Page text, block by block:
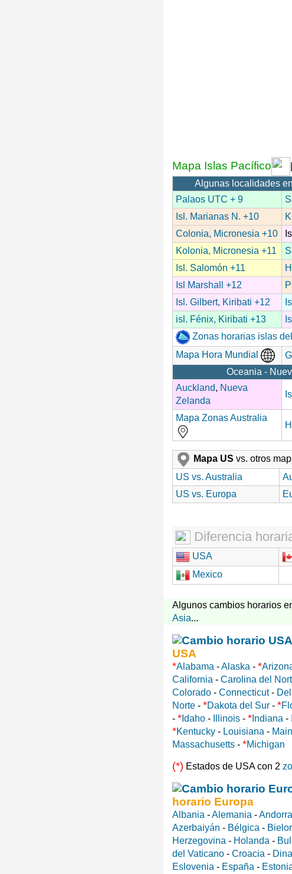
Mapa Islas Pacífico
Algunas localidades
Palaos UTC + 9
Isl. Marianas N. +10
Colonia, Micronesia +10
Isl
Kolonia, Micronesia +11
Isl. Salomón +11
Isl Marshall +12
Isl. Gilbert, Kiribati +12
isl. Fénix, Kiribati +13
Zonas horarias islas
Mapa Hora Mundial
Oceania -
Auckland, Nueva
Zelanda
Mapa Zonas Australia
Mapa US vs. otros
US vs. Australia
US vs. Europa
Diferencia
USA
Mexico
Algunos cambios horarios
Asia...
USA
*Alabama -Alaska - *
California - Carolina del
Colorado - Connecticut-
Norte - *Dakota del Sur - *
- * Idaho - Illinois - * Indiana -
*Kentucky - Louisiana -
Massachusetts - *Michigan
(*) Estados de USA con 2
horario Europa
Albania -Alemania -Andorra
Azerbaiyán - Bélgica -
Herzegovina - Holanda -
del Vaticano - Croacia -
Eslovenia - España -